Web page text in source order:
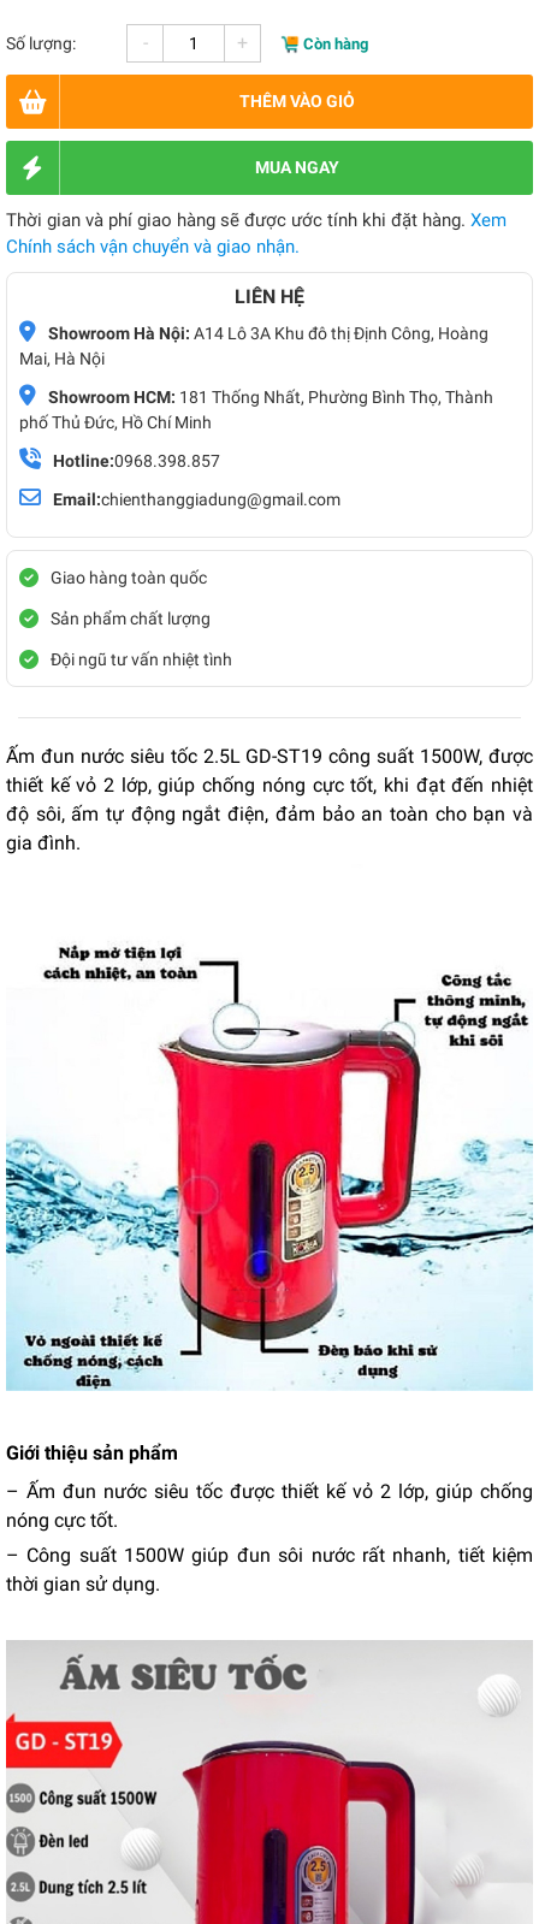
Số lượng: - + Còn hàng
THÊM VÀO GIỎ
MUA NGAY
Thời gian và phí giao hàng sẽ được ước tính khi đặt hàng. Xem
Chính sách vận chuyển và giao nhận.
LIÊN HỆ
Showroom Hà Nội: A14 Lô 3A Khu đô thị Định Công, Hoàng
Mai, Hà Nội
Showroom HCM: 181 Thống Nhất, Phường Bình Thọ, Thành
phố Thủ Đức, Hồ Chí Minh
Hotline:0968.398.857
Email:chienthanggiadung@gmail.com
Giao hàng toàn quốc
Sản phẩm chất lượng
Đội ngũ tư vấn nhiệt tình
Ấm đun nước siêu tốc 2.5L GD-ST19 công suất 1500W, được
thiết kế vỏ 2 lớp, giúp chống nóng cực tốt, khi đạt đến nhiệt
độ sôi, ấm tự động ngắt điện, đảm bảo an toàn cho bạn và
gia đình.
Giới thiệu sản phẩm
– Ấm đun nước siêu tốc được thiết kế vỏ 2 lớp, giúp chống
nóng cực tốt.
– Công suất 1500W giúp đun sôi nước rất nhanh, tiết kiệm
thời gian sử dụng.